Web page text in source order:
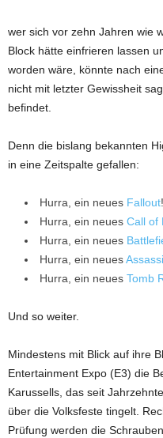
wer sich vor zehn Jahren wie
Block hätte einfrieren lassen
worden wäre, könnte nach
nicht mit letzter Gewissheit
befindet.
Denn die bislang bekannten
in eine Zeitspalte gefallen:
Hurra, ein neues Fallout!
Hurra, ein neues Call of
Hurra, ein neues
Hurra, ein neues
Hurra, ein neues Tomb
Und so weiter.
Mindestens mit Blick auf ihre
Entertainment Expo (E3) die
Karussells, das seit
über die Volksfeste tingelt.
Prüfung werden die